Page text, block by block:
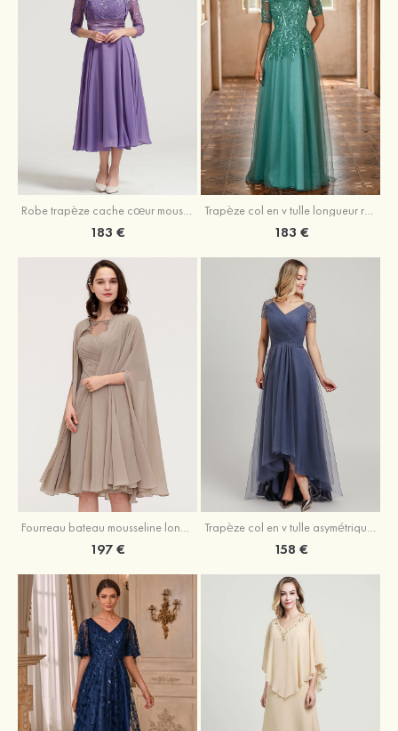
Robe trapèze cache cœur mousseline longueur mollet robe de mère de la mariée avec plissé veste
183 €
Trapèze col en v tulle longueur ras du sol robe de mère de la mariée avec perles paillettes
183 €
Fourreau bateau mousseline longueur genou robe de mère de la mariée avec appliqué plissé veste
197 €
Trapèze col en v tulle asymétrique robe de mère de la mariée
158 €